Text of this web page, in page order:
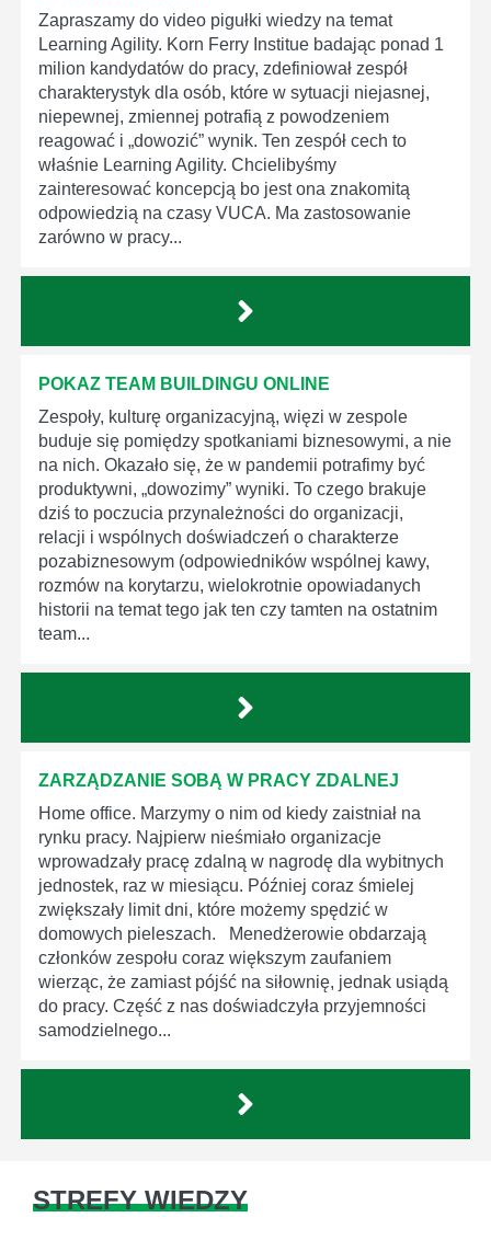
Zapraszamy do video pigułki wiedzy na temat
Learning Agility. Korn Ferry Institue badając ponad 1
milion kandydatów do pracy, zdefiniował zespół
charakterystyk dla osób, które w sytuacji niejasnej,
niepewnej, zmiennej potrafią z powodzeniem
reagować i „dowozić” wynik. Ten zespół cech to
właśnie Learning Agility. Chcielibyśmy
zainteresować koncepcją bo jest ona znakomitą
odpowiedzią na czasy VUCA. Ma zastosowanie
zarówno w pracy...
POKAZ TEAM BUILDINGU ONLINE
Zespoły, kulturę organizacyjną, więzi w zespole
buduje się pomiędzy spotkaniami biznesowymi, a nie
na nich. Okazało się, że w pandemii potrafimy być
produktywni, „dowozimy” wyniki. To czego brakuje
dziś to poczucia przynależności do organizacji,
relacji i wspólnych doświadczeń o charakterze
pozabiznesowym (odpowiedników wspólnej kawy,
rozmów na korytarzu, wielokrotnie opowiadanych
historii na temat tego jak ten czy tamten na ostatnim
team...
ZARZĄDZANIE SOBĄ W PRACY ZDALNEJ
Home office. Marzymy o nim od kiedy zaistniał na
rynku pracy. Najpierw nieśmiało organizacje
wprowadzały pracę zdalną w nagrodę dla wybitnych
jednostek, raz w miesiącu. Później coraz śmielej
zwiększały limit dni, które możemy spędzić w
domowych pieleszach. Menedżerowie obdarzają
członków zespołu coraz większym zaufaniem
wierząc, że zamiast pójść na siłownię, jednak usiądą
do pracy. Część z nas doświadczyła przyjemności
samodzielnego...
STREFY WIEDZY